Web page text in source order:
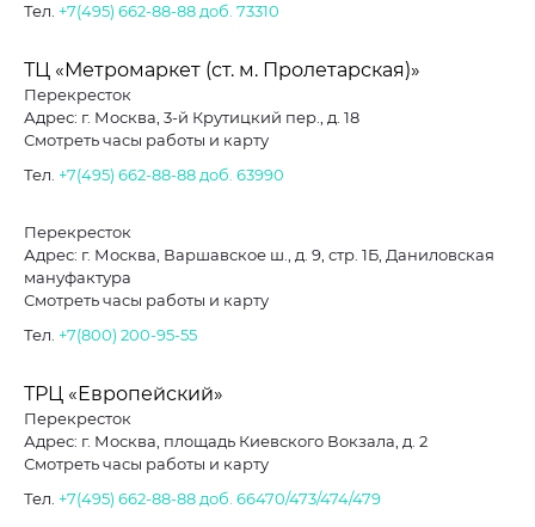
Тел. +7(495) 662-88-88 доб. 73310
ТЦ «Метромаркет (ст. м. Пролетарская)»
Перекресток
Адрес: г. Москва, 3-й Крутицкий пер., д. 18
Смотреть часы работы и карту
Тел. +7(495) 662-88-88 доб. 63990
Перекресток
Адрес: г. Москва, Варшавское ш., д. 9, стр. 1Б, Даниловская
мануфактура
Смотреть часы работы и карту
Тел. +7(800) 200-95-55
ТРЦ «Европейский»
Перекресток
Адрес: г. Москва, площадь Киевского Вокзала, д. 2
Смотреть часы работы и карту
Тел. +7(495) 662-88-88 доб. 66470/473/474/479